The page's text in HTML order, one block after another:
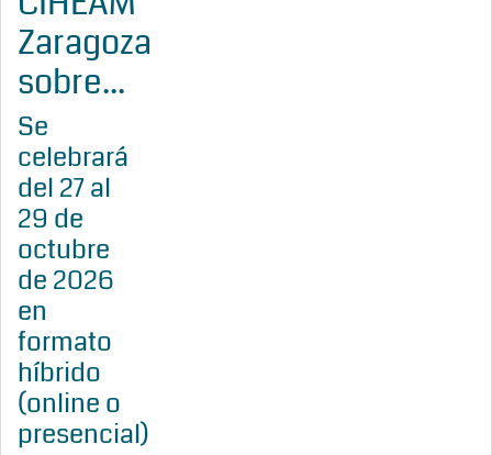
Zaragoza
sobre...
Se
celebrará
del 27 al
29 de
octubre
de 2026
en
formato
híbrido
(online o
presencial)